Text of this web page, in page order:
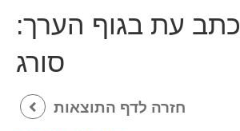
כתב עת בגוף הערך:
סורג
חזרה לדף התוצאות